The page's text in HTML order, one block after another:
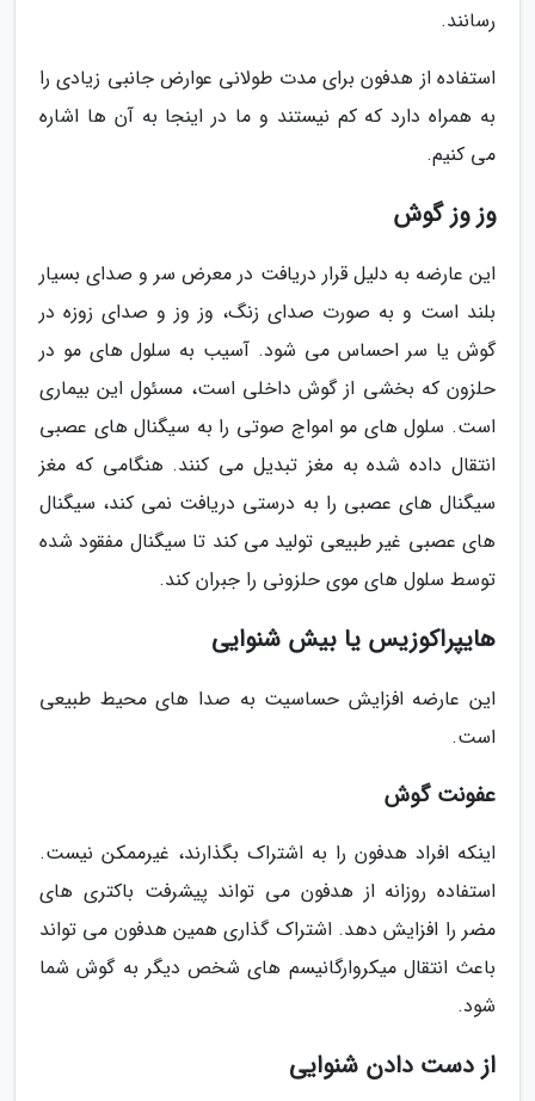
رسانند.
استفاده از هدفون برای مدت طولانی عوارض جانبی زیادی را
به همراه دارد که کم نیستند و ما در اینجا به آن ها اشاره
می کنیم.
وز وز گوش
این عارضه به دلیل قرار دریافت در معرض سر و صدای بسیار
بلند است و به صورت صدای زنگ، وز وز و صدای زوزه در
گوش یا سر احساس می شود. آسیب به سلول های مو در
حلزون که بخشی از گوش داخلی است، مسئول این بیماری
است. سلول های مو امواج صوتی را به سیگنال های عصبی
انتقال داده شده به مغز تبدیل می کنند. هنگامی که مغز
سیگنال های عصبی را به درستی دریافت نمی کند، سیگنال
های عصبی غیر طبیعی تولید می کند تا سیگنال مفقود شده
توسط سلول های موی حلزونی را جبران کند.
هایپراکوزیس یا بیش شنوایی
این عارضه افزایش حساسیت به صدا های محیط طبیعی
است.
عفونت گوش
اینکه افراد هدفون را به اشتراک بگذارند، غیرممکن نیست.
استفاده روزانه از هدفون می تواند پیشرفت باکتری های
مضر را افزایش دهد. اشتراک گذاری همین هدفون می تواند
باعث انتقال میکروارگانیسم های شخص دیگر به گوش شما
شود.
از دست دادن شنوایی